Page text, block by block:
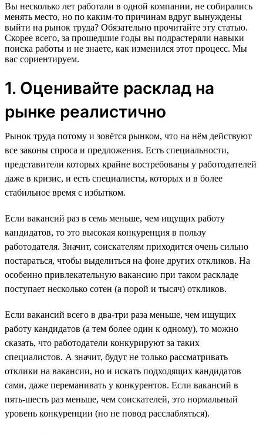
Вы несколько лет работали в одной компании, не собирались
менять место, но по каким-то причинам вдруг вынуждены
выйти на рынок труда? Обязательно прочитайте эту статью.
Скорее всего, за прошедшие годы вы подрастеряли навыки
поиска работы и не знаете, как изменился этот процесс. Мы
вас сориентируем.
1. Оценивайте расклад на
рынке реалистично
Рынок труда потому и зовётся рынком, что на нём действуют
все законы спроса и предложения. Есть специальности,
представители которых крайне востребованы у работодателей
даже в кризис, и есть специалисты, которых и в более
стабильное время с избытком.
Если вакансий раз в семь меньше, чем ищущих работу
кандидатов, то это высокая конкуренция в пользу
работодателя. Значит, соискателям приходится очень сильно
постараться, чтобы выделиться на фоне других откликов. На
особенно привлекательную вакансию при таком раскладе
поступает несколько сотен (а порой и тысяч) откликов.
Если вакансий всего в два-три раза меньше, чем ищущих
работу кандидатов (а тем более один к одному), то можно
сказать, что работодатели конкурируют за таких
специалистов. А значит, будут не только рассматривать
отклики на вакансии, но и искать подходящих кандидатов
сами, даже переманивать у конкурентов. Если вакансий в
пять-шесть раз меньше, чем соискателей, это нормальный
уровень конкуренции (но не повод расслабляться).